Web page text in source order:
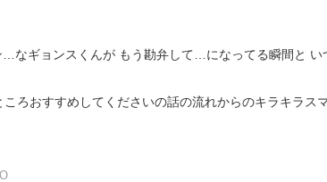
…なギョンスくんが もう勘弁して…になってる瞬間と い
ろおすすめしてくださいの話の流れからのキラキラス